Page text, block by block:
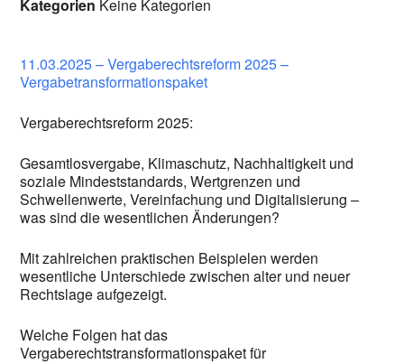
Kategorien Keine Kategorien
11.03.2025 – Vergaberechtsreform 2025 –
Vergabetransformationspaket
Vergaberechtsreform 2025:
Gesamtlosvergabe, Klimaschutz, Nachhaltigkeit und
soziale Mindeststandards, Wertgrenzen und
Schwellenwerte, Vereinfachung und Digitalisierung –
was sind die wesentlichen Änderungen?
Mit zahlreichen praktischen Beispielen werden
wesentliche Unterschiede zwischen alter und neuer
Rechtslage aufgezeigt.
Welche Folgen hat das
Vergaberechtstransformationspaket für